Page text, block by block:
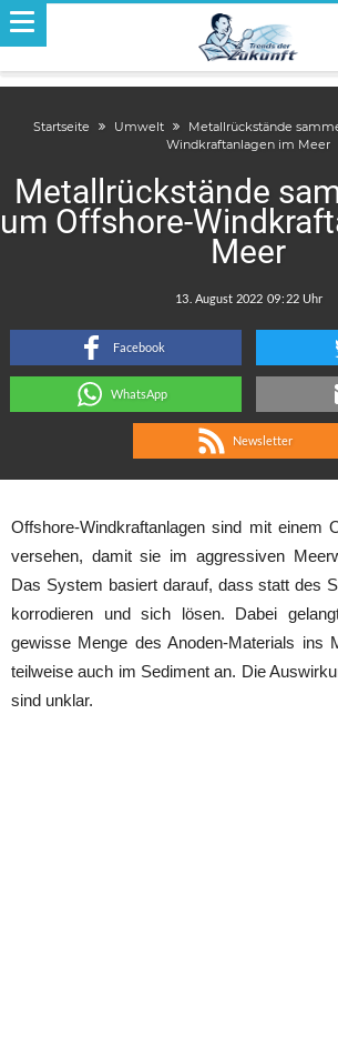
Startseite Umwelt
Metallrückstände
Windkraftanlagen im Meer
Metallrückstände
um Offshore-
Meer
:
Facebook
WhatsApp
Newsletter
Offshore-Windkraftanlagen sind mit einem
versehen, damit sie im aggressiven
Das System basiert darauf, dass statt des
korrodieren und sich lösen. Dabei
gewisse Menge des Anoden-Materials ins
teilweise auch im Sediment an. Die
sind unklar.